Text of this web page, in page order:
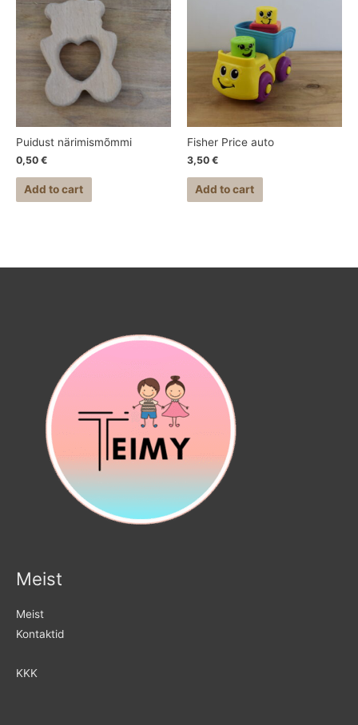
Puidust närimismõmmi
0,50 €
Add to cart
Fisher Price auto
3,50 €
Add to cart
Meist
Meist
Kontaktid
KKK